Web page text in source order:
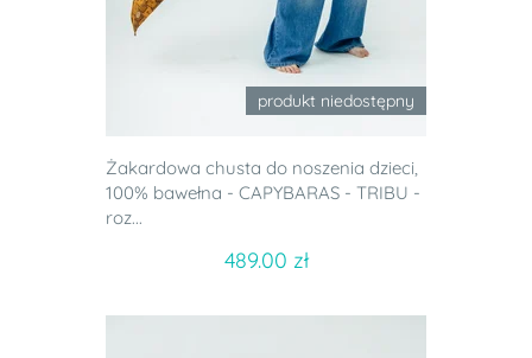
produkt niedostępny
Żakardowa chusta do noszenia dzieci,
100% bawełna - CAPYBARAS - TRIBU -
roz...
489.00 zł